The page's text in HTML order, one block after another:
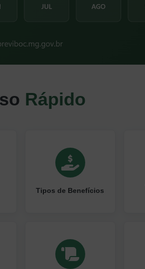
Rápido
Tipos de Benefícios